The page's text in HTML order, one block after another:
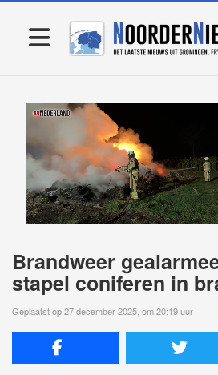
Brandweer
stapel coniferen in
Geplaatst op 27 december 2025, om 20:19 uur